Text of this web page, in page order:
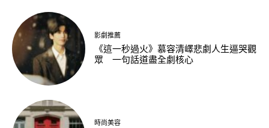
影劇推薦
《這一秒過火》慕容清嶧悲劇人生逼哭觀
眾 一句話道盡全劇核心
時尚美容